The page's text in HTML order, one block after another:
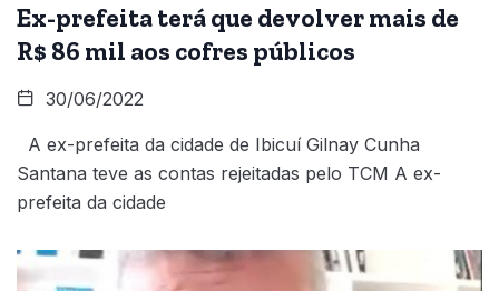
Ex-prefeita terá que devolver mais de
R$ 86 mil aos cofres públicos
30/06/2022
A ex-prefeita da cidade de Ibicuí Gilnay Cunha
Santana teve as contas rejeitadas pelo TCM A ex-
prefeita da cidade